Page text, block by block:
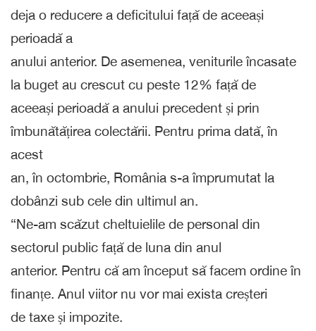
deja o reducere a deficitului față de aceeași
perioadă a
anului anterior. De asemenea, veniturile încasate
la buget au crescut cu peste 12% față de
aceeași perioadă a anului precedent și prin
îmbunătățirea colectării. Pentru prima dată, în
acest
an, în octombrie, România s-a împrumutat la
dobânzi sub cele din ultimul an.
“Ne-am scăzut cheltuielile de personal din
sectorul public față de luna din anul
anterior. Pentru că am început să facem ordine în
finanțe. Anul viitor nu vor mai exista creșteri
de taxe și impozite.